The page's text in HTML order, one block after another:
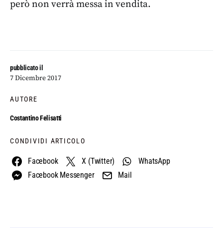
pubblicato il
7 Dicembre 2017
AUTORE
Costantino Felisatti
CONDIVIDI ARTICOLO
Facebook X (Twitter)
WhatsApp
Facebook Messenger
Mail
però non verrà messa in vendita.